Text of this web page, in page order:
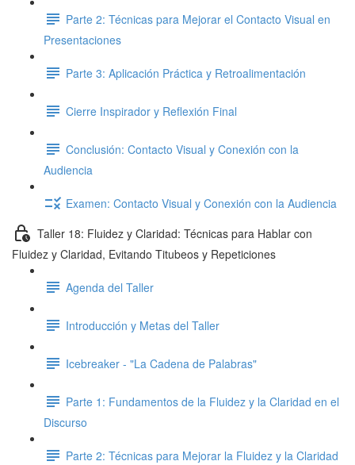
Parte 2: Técnicas para Mejorar el Contacto Visual en
Presentaciones
Parte 3: Aplicación Práctica y Retroalimentación
Cierre Inspirador y Reflexión Final
Conclusión: Contacto Visual y Conexión con la
Audiencia
Examen: Contacto Visual y Conexión con la Audiencia
Taller 18: Fluidez y Claridad: Técnicas para Hablar con
Fluidez y Claridad, Evitando Titubeos y Repeticiones
Agenda del Taller
Introducción y Metas del Taller
Icebreaker - "La Cadena de Palabras"
Parte 1: Fundamentos de la Fluidez y la Claridad en el
Discurso
Parte 2: Técnicas para Mejorar la Fluidez y la Claridad